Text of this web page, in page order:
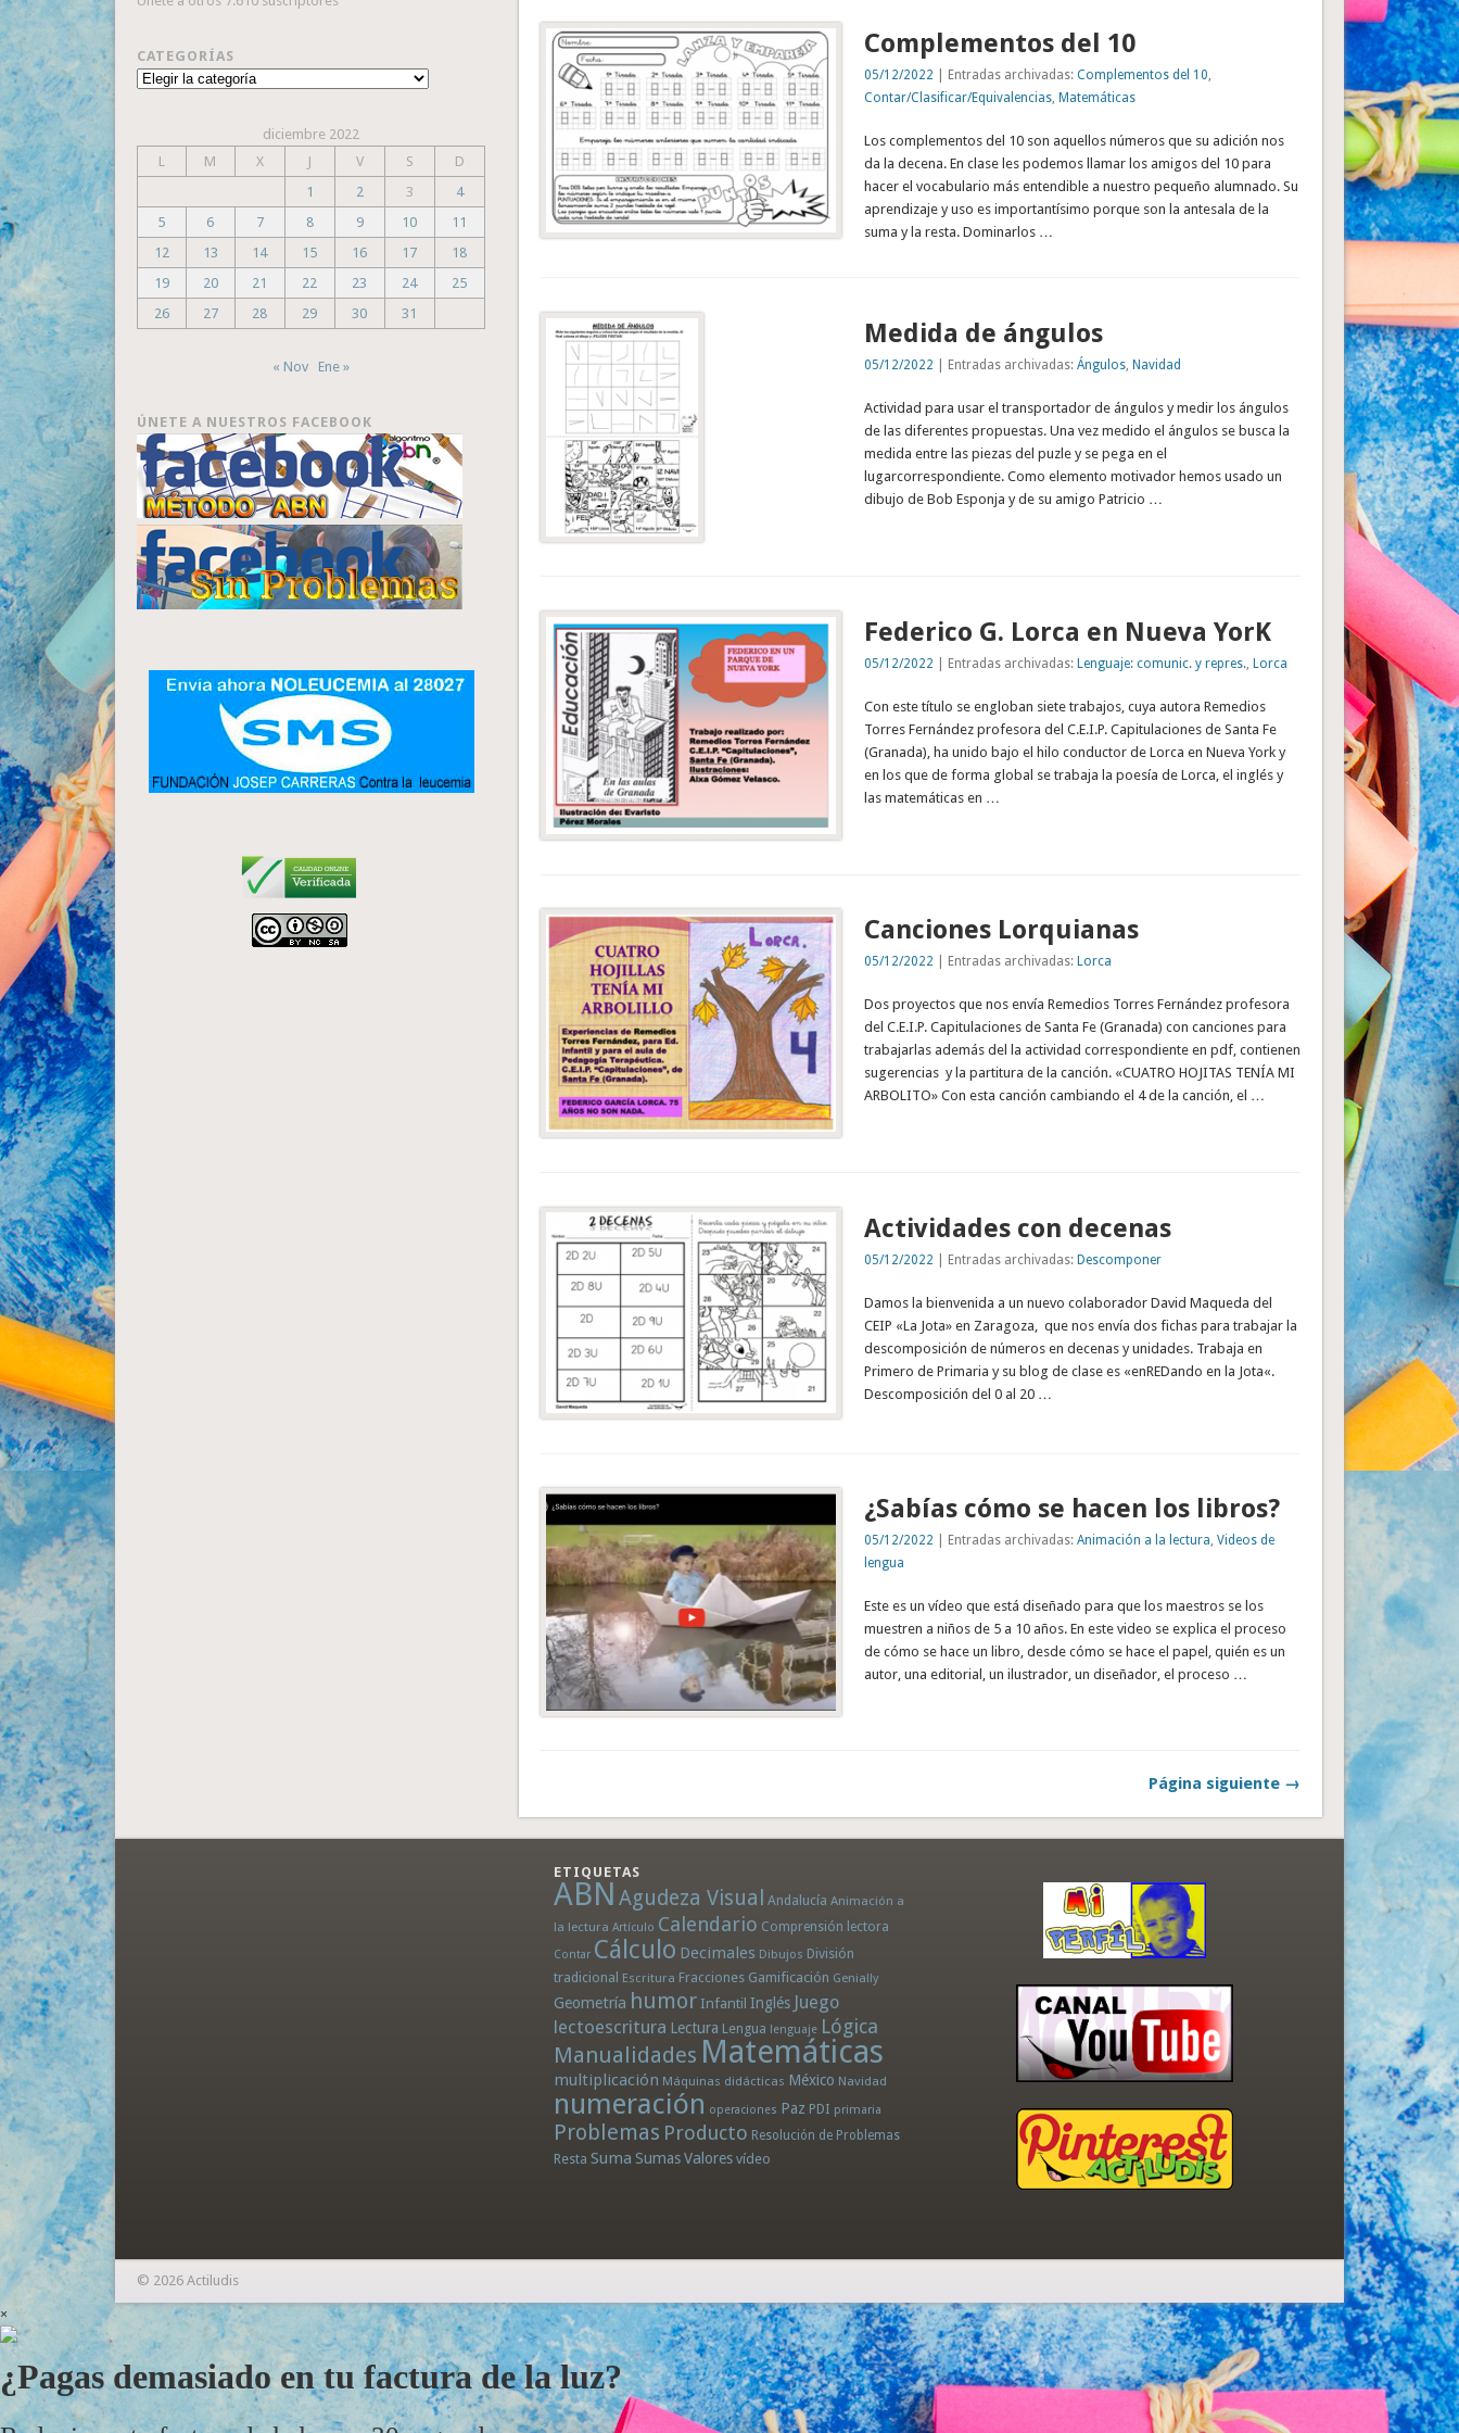
Complementos del 10
05/12/2022 | Entradas archivadas: Complementos del 10
Contar/Clasificar/Equivalencias, Matemáticas
Los complementos del 10 son aquellos números que su adición nos
da la decena. En clase les podemos llamar los amigos del 10 para
hacer el vocabulario más entendible a nuestro pequeño alumnado. Su
aprendizaje y uso es importantísimo porque son la antesala de la
suma y la resta. Dominarlos …
Medida de ángulos
05/12/2022 | Entradas archivadas: Ángulos, Navidad
Actividad para usar el transportador de ángulos y medir los ángulos
de las diferentes propuestas. Una vez medido el ángulos se busca la
medida entre las piezas del puzle y se pega en el
lugarcorrespondiente. Como elemento motivador hemos usado un
dibujo de Bob Esponja y de su amigo Patricio …
Federico G. Lorca en Nueva YorK
05/12/2022 | Entradas archivadas: Lenguaje: comunic. y repres., Lorca
Con este título se engloban siete trabajos, cuya autora Remedios
Torres Fernández profesora del C.E.I.P. Capitulaciones de Santa Fe
(Granada), ha unido bajo el hilo conductor de Lorca en Nueva York y
en los que de forma global se trabaja la poesía de Lorca, el inglés y
las matemáticas en …
Canciones Lorquianas
05/12/2022 | Entradas archivadas: Lorca
Dos proyectos que nos envía Remedios Torres Fernández profesora
del C.E.I.P. Capitulaciones de Santa Fe (Granada) con canciones para
trabajarlas además del la actividad correspondiente en pdf, contienen
sugerencias y la partitura de la canción. «CUATRO HOJITAS TENÍA MI
ARBOLITO» Con esta canción cambiando el 4 de la canción, el …
Actividades con decenas
05/12/2022 | Entradas archivadas: Descomponer
Damos la bienvenida a un nuevo colaborador David Maqueda del
CEIP «La Jota» en Zaragoza, que nos envía dos fichas para trabajar la
descomposición de números en decenas y unidades. Trabaja en
Primero de Primaria y su blog de clase es «enREDando en la Jota«.
Descomposición del 0 al 20 …
¿Sabías cómo se hacen los libros?
05/12/2022 | Entradas archivadas: Animación a la lectura, Videos de
lengua
Este es un vídeo que está diseñado para que los maestros se los
muestren a niños de 5 a 10 años. En este video se explica el proceso
de cómo se hace un libro, desde cómo se hace el papel, quién es un
autor, una editorial, un ilustrador, un diseñador, el proceso …
Página siguiente →
CATEGORÍAS
Categorías
diciembre 2022
L
M X J V S
D
1
2 3
4
5
6 7 8 9 10
11
12
13 14 15 16 17
18
19
20 21 22 23 24
25
26
27 28 29 30 31
« Nov Ene »
ÚNETE A NUESTROS FACEBOOK
ETIQUETAS
ABN Agudeza Visual Andalucía Animación a
la lectura Artículo Calendario Comprensión lectora
Contar Cálculo Decimales Dibujos División
tradicional Escritura Fracciones Gamificación Genially
Geometría humor Infantil Inglés Juego
lectoescritura Lectura Lengua lenguaje Lógica
Manualidades Matemáticas
multiplicación Máquinas didácticas México Navidad
numeración operaciones Paz PDI primaria
Problemas Producto Resolución de Problemas
Resta Suma SumasValores vídeo
© 2026 Actiludis
×
¿Pagas demasiado en tu factura de la luz?